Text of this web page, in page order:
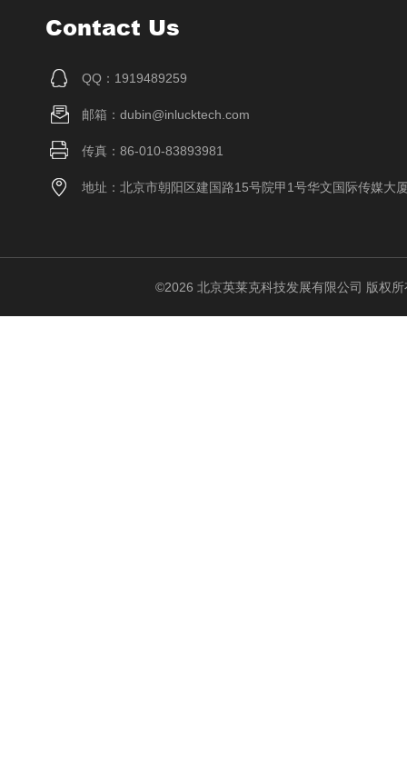
Contact Us
QQ：1919489259
邮箱：dubin@inlucktech.com
传真：86-010-83893981
地址：北京市朝阳区建国路15号院甲1号华文国际传媒大
©2026 北京英莱克科技发展有限公司 版